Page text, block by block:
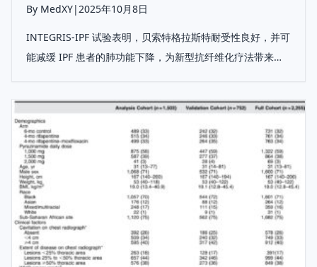
By MedXY|2025年10月8日
INTEGRIS-IPF 试验表明，贝索特格拉斯特耐受性良好，并可
能减缓 IPF 患者的肺功能下降，为新型抗纤维化疗法带来了